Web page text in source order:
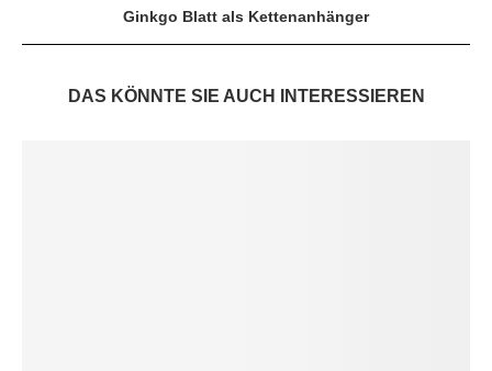
Ginkgo Blatt als Kettenanhänger
DAS KÖNNTE SIE AUCH INTERESSIEREN